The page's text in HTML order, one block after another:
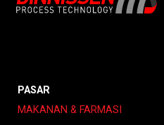
PASAR
MAKANAN & FARMASI